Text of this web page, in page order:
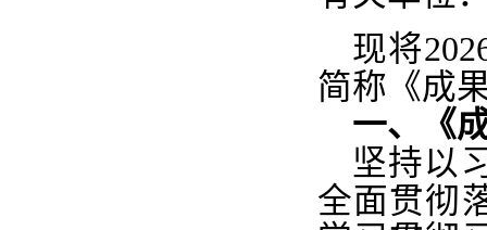
现将202
简称《成
一、《
坚持以
全面贯彻